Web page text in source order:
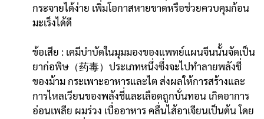
กระจายได้ง่าย เพิ่มโอกาสหายขาดหรือช่วยควบคุมก้อน
มะเร็งได้ดี
ข้อเสีย : เคมีบำบัดในมุมมองของแพทย์แผนจีนนั้นจัดเป็น
ยาก่อพิษ（药毒）ประเภทหนึ่งซึ่งจะไปทำลายพลังชี่
ของม้าม กระเพาะอาหารและไต ส่งผลให้การสร้างและ
การไหลเวียนของพลังชี่และเลือดถูกบั่นทอน เกิดอาการ
อ่อนเพลีย ผมร่วง เบื่ออาหาร คลื่นไส้อาเจียนเป็นต้น โดย